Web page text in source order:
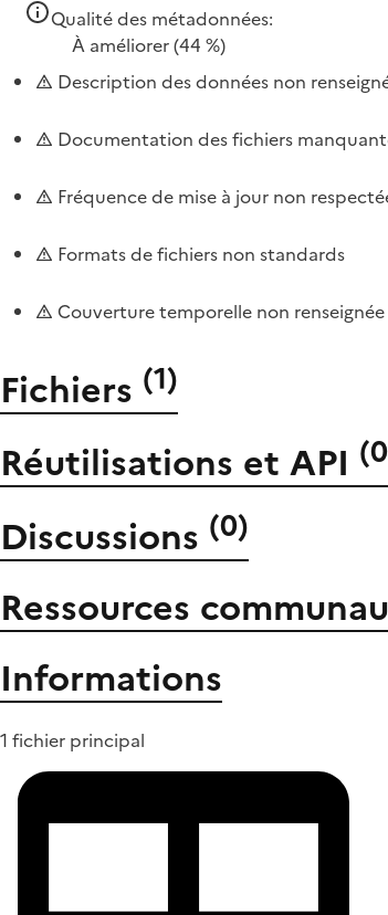
Qualité des métadonnées:
À améliorer(44 %)
Description des données non
Documentation des fichiers
Fréquence de mise à jour non
Formats de fichiers non standards
Couverture temporelle non renseignée
Fichiers (1)
Réutilisations et API (0
Discussions (0)
Ressources
Informations
1 fichier principal